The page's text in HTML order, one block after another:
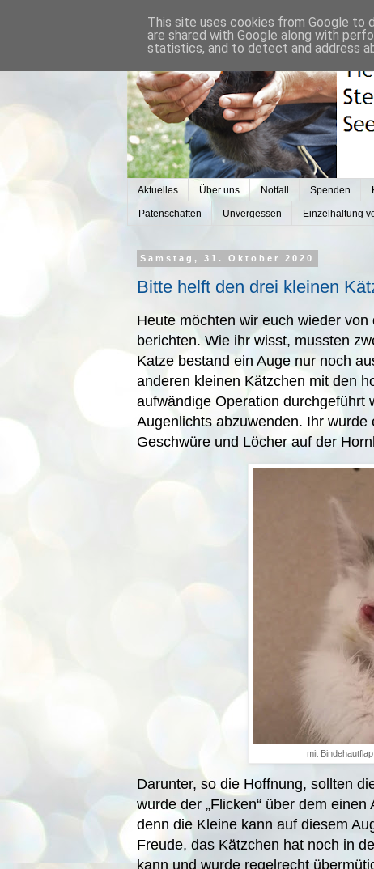
Aktuelles Über uns Notfall Spenden
Patenschaften Unvergessen Einzelhaltung
Samstag, 31. Oktober 2020
Bitte helft den drei kleinen
Heute möchten wir euch wieder
berichten. Wie ihr wisst, mussten
Katze bestand ein Auge nur noch
anderen kleinen Kätzchen mit den
aufwändige Operation durchgeführt
Augenlichts abzuwenden. Ihr wurde
Geschwüre und Löcher auf der
mit
Darunter, so die Hoffnung, sollten
wurde der „Flicken“ über dem
denn die Kleine kann auf diesem
Freude, das Kätzchen hat noch in
kann und wurde regelrecht
This site uses cookies from Google to
are shared with Google along with
statistics, and to detect and address